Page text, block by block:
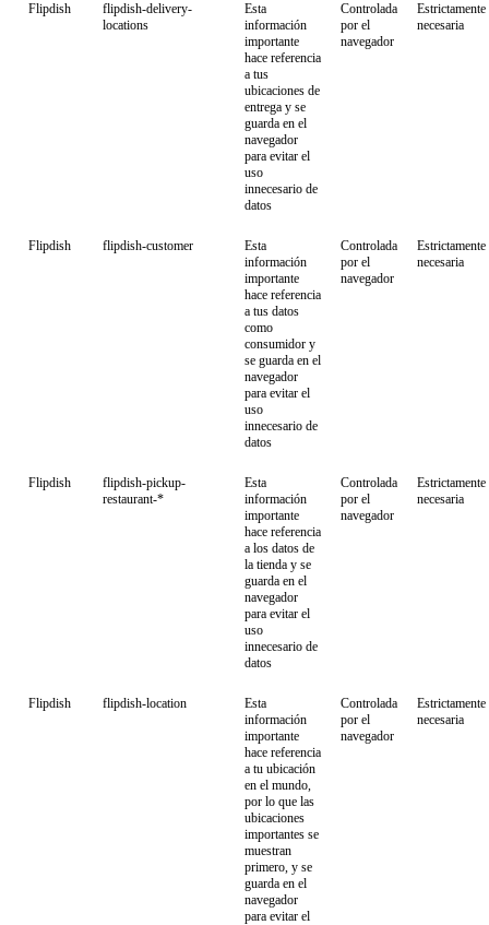
Flipdish
flipdish-delivery-
locations
Esta
información
importante
hace referencia
a tus
ubicaciones de
entrega y se
guarda en el
navegador
para evitar el
uso
innecesario de
datos
Controlada
por el
navegador
Estrictamente
necesaria
Flipdish flipdish-customer
Esta
información
importante
hace referencia
a tus datos
como
consumidor y
se guarda en el
navegador
para evitar el
uso
innecesario de
datos
Controlada
por el
navegador
Estrictamente
necesaria
Flipdish
flipdish-pickup-
restaurant-*
Esta
información
importante
hace referencia
a los datos de
la tienda y se
guarda en el
navegador
para evitar el
uso
innecesario de
datos
Controlada
por el
navegador
Estrictamente
necesaria
Flipdish flipdish-location
Esta
información
importante
hace referencia
a tu ubicación
en el mundo,
por lo que las
ubicaciones
importantes se
muestran
primero, y se
guarda en el
navegador
para evitar el
Controlada
por el
navegador
Estrictamente
necesaria